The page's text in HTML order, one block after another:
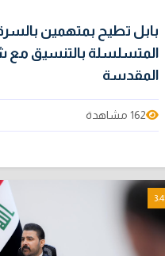
بابل تطيح بمتهمين
المتسلسلة بالتنسيق مع
المقدسة
162 مشاهدة